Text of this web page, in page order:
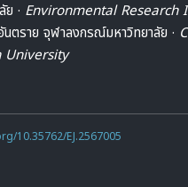
· Environmental
นตราย จุฬาลงกรณ์มหาวิทยาลัย ·
University
10.35762/EJ.2567005